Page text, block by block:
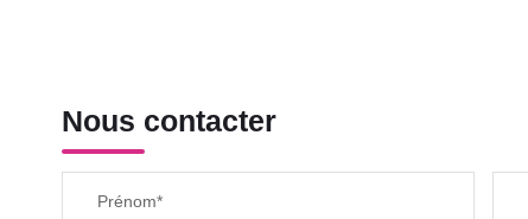
Nous contacter
Prénom*